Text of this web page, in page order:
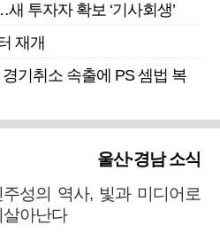
투자자 확보 ‘기사회생’
재개
기취소 속출에 PS 셈법 복
울산·경남 소식
주성의 역사, 빛과 미디어로
살아난다